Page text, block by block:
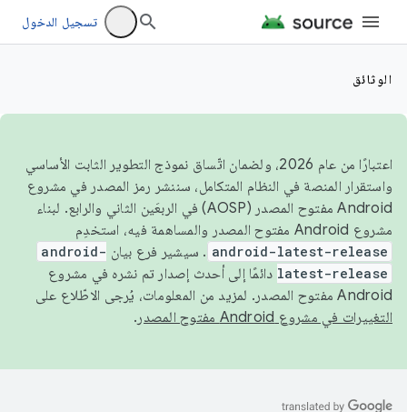
تسجيل الدخول
الوثائق
اعتبارًا من عام 2026، ولضمان اتّساق نموذج التطوير الثابت الأساسي
واستقرار المنصة في النظام المتكامل، سننشر رمز المصدر في مشروع
Android مفتوح المصدر (AOSP) في الربعَين الثاني والرابع. لبناء
مشروع Android مفتوح المصدر والمساهمة فيه، استخدِم
android-latest-release . سيشير فرع بيان android-
latest-release دائمًا إلى أحدث إصدار تم نشره في مشروع
Android مفتوح المصدر. لمزيد من المعلومات، يُرجى الاطّلاع على
التغييرات في مشروع Android مفتوح المصدر
.